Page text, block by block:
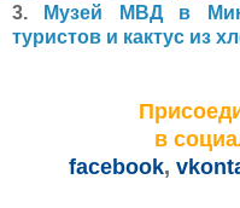
3.
Музей МВД в
туристов и кактус из
в
facebook,